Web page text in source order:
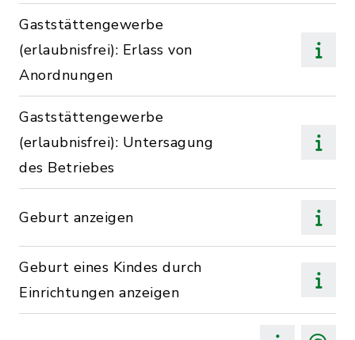
Gaststättengewerbe
(erlaubnisfrei): Erlass von
Anordnungen
Gaststättengewerbe
(erlaubnisfrei): Untersagung
des Betriebes
Geburt anzeigen
Geburt eines Kindes durch
Einrichtungen anzeigen